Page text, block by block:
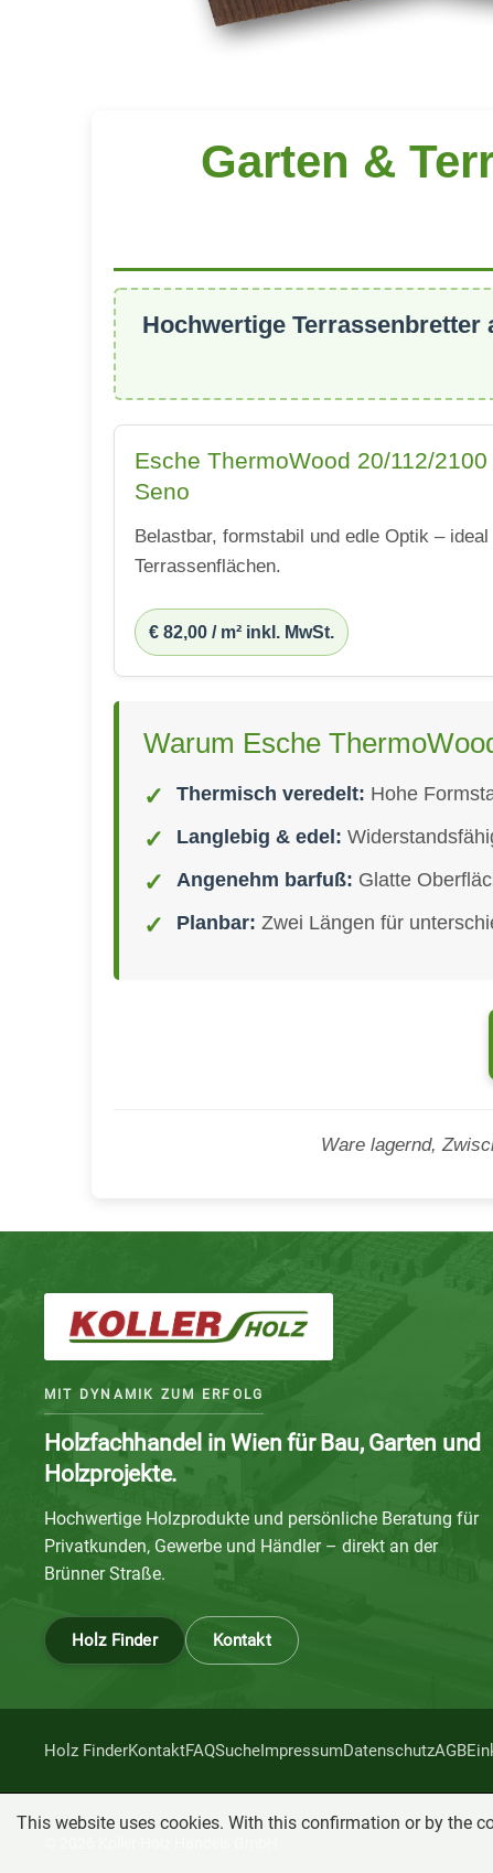
Garten &
Hochwertige Terrassenbretter
Esche ThermoWood 20/112/2100
Seno
Belastbar, formstabil und edle Optik –
Terrassenflächen.
€ 82,00 / m² inkl. MwSt.
Warum Esche
Thermisch veredelt: Hohe
Langlebig & edel:
Angenehm barfuß: Glatte
Planbar: Zwei Längen für
Ware lagernd,
MIT DYNAMIK ZUM ERFOLG
Holzfachhandel in Wien für Bau, Garten und
Holzprojekte.
Hochwertige Holzprodukte und persönliche Beratung für
Privatkunden, Gewerbe und Händler – direkt an der
Brünner Straße.
Holz Finder Kontakt
Holz FinderKontaktFAQSucheImpressumDatenschutzAGB
This website uses cookies. With this confirmation or by the